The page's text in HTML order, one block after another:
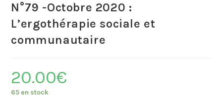
N°79 -Octobre 2020 :
L’ergothérapie sociale et
communautaire
20.00€
65 en stock